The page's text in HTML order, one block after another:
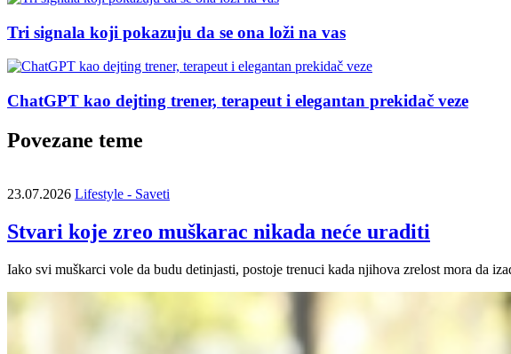
Tri signala koji pokazuju da se ona loži na vas
ChatGPT kao dejting trener, terapeut i elegantan prekidač veze
Povezane teme
23.07.2026 Lifestyle - Saveti
Stvari koje zreo muškarac nikada neće uraditi
Iako svi muškarci vole da budu detinjasti, postoje trenuci kada njihova zrelost mora da